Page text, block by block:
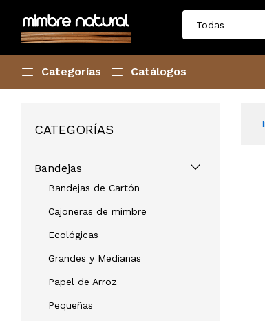
Categorías Catálogos
CATEGORÍAS
Bandejas
Bandejas de Cartón
Cajoneras de mimbre
Ecológicas
Grandes y Medianas
Papel de Arroz
Pequeñas